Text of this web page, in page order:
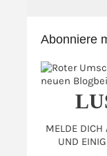
Abonniere
MELDE DICH
UND